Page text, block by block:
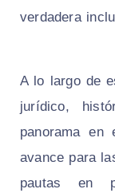
verdadera
A lo largo de
jurídico,
panorama
avance para
pautas en